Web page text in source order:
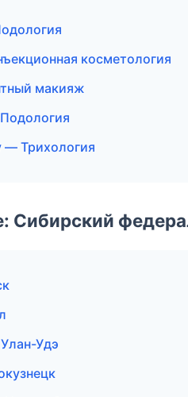
косметология
макияж
— Трихология
Сибирский
Удэ